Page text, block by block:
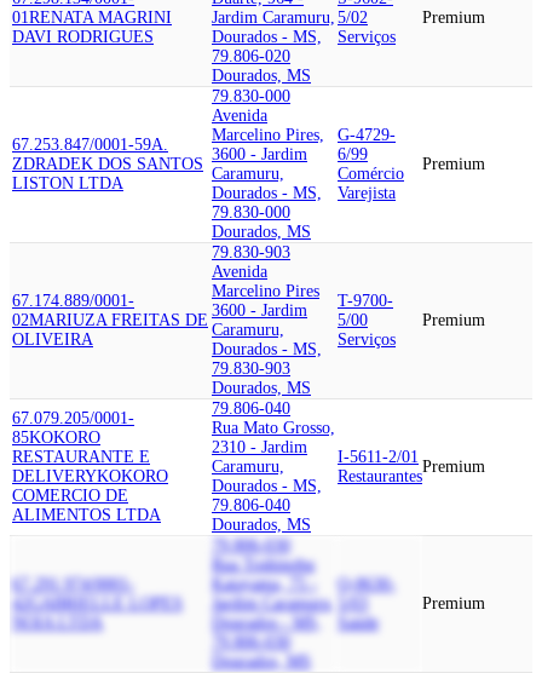
01RENATA MAGRINI
DAVI RODRIGUES
Jardim Caramuru,
Dourados - MS,
79.806-020
Dourados, MS
5/02
Serviços
Premium
67.253.847/0001-59A.
ZDRADEK DOS SANTOS
LISTON LTDA
79.830-000
Avenida
Marcelino Pires,
3600 - Jardim
Caramuru,
Dourados - MS,
79.830-000
Dourados, MS
G-4729-
6/99
Comércio
Varejista
Premium
67.174.889/0001-
02MARIUZA FREITAS DE
OLIVEIRA
79.830-903
Avenida
Marcelino Pires
3600 - Jardim
Caramuru,
Dourados - MS,
79.830-903
Dourados, MS
T-9700-
5/00
Serviços
Premium
67.079.205/0001-
85KOKORO
RESTAURANTE E
DELIVERYKOKORO
COMERCIO DE
ALIMENTOS LTDA
79.806-040
Rua Mato Grosso,
2310 - Jardim
Caramuru,
Dourados - MS,
79.806-040
Dourados, MS
I-5611-2/01
Restaurantes
Premium
67.291.974/0001-
42 GABRIELLE LOPES
NOIA LTDA
79.806-030
Rua Toshinobu
Katayama, 75 -
Jardim Caramuru,
Dourados - MS,
79.806-030
Dourados, MS
Q-8630-
5/03
Saúde
Premium